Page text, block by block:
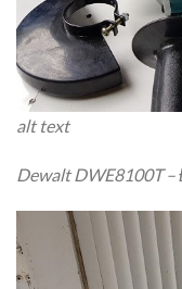
alt text
Dewalt DWE8100T –